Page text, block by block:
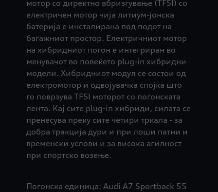
мотор со директно вбризгување (TFSI) со
електричен мотор чија литиум-јонска
батерија е инсталирана под подот на
багажниот простор. Електричниот мотор
на хибридниот погон е интегриран во
менувачот во повеќето plug-in хибридни
модели. Хибридниот модул се состои од
електромотор и одвојувачка спојка што
го поврзува TFSI моторот со погонската
лента. Кај сите plug-in хибриди, силата се
пренесува преку сите четири тркала - за
добра тракција дури и при лоши патни и
временски услови и за висока агилност
при спортско возење.
Погонска единица: Audi A7 Sportback 55